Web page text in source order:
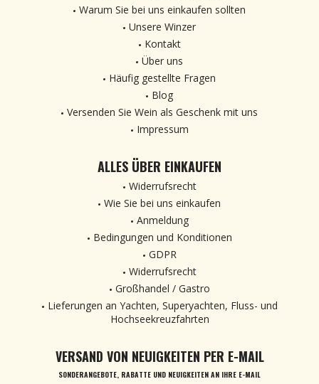
Warum Sie bei uns einkaufen sollten
Unsere Winzer
Kontakt
Über uns
Häufig gestellte Fragen
Blog
Versenden Sie Wein als Geschenk mit uns
Impressum
ALLES ÜBER EINKAUFEN
Widerrufsrecht
Wie Sie bei uns einkaufen
Anmeldung
Bedingungen und Konditionen
GDPR
Widerrufsrecht
Großhandel / Gastro
Lieferungen an Yachten, Superyachten, Fluss- und
Hochseekreuzfahrten
VERSAND VON NEUIGKEITEN PER E-MAIL
SONDERANGEBOTE, RABATTE UND NEUIGKEITEN AN IHRE E-MAIL